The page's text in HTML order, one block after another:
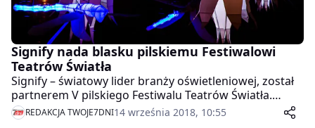
Signify nada blasku pilskiemu Festiwalowi
Teatrów Światła
Signify – światowy lider branży oświetleniowej, został
partnerem V pilskiego Festiwalu Teatrów Światła.
Inicjatywa ta jest wpierana przez Signify ( dawniej
Philips ) od początku jej istnienia. Aby uświetnić
REDAKCJA TWOJE7DNI14 września 2018, 10:55